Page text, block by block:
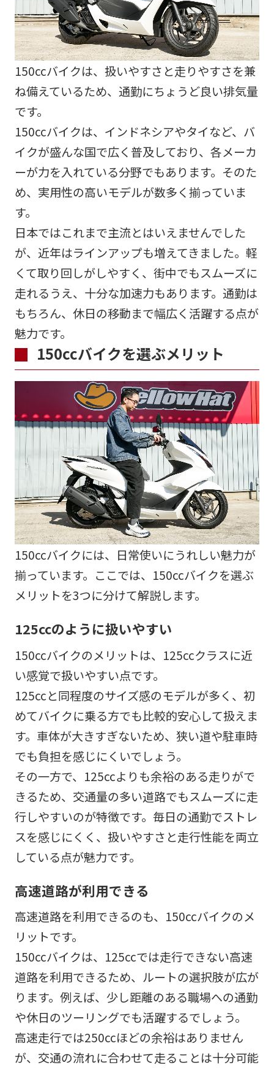
150ccバイクは、扱いやすさと走りやすさを兼
ね備えているため、通勤にちょうど良い排気量
です。
150ccバイクは、インドネシアやタイなど、バ
イクが盛んな国で広く普及しており、各メーカ
ーが力を入れている分野でもあります。そのた
め、実用性の高いモデルが数多く揃っていま
す。
日本ではこれまで主流とはいえませんでした
が、近年はラインアップも増えてきました。軽
くて取り回しがしやすく、街中でもスムーズに
走れるうえ、十分な加速力もあります。通勤は
もちろん、休日の移動まで幅広く活躍する点が
魅力です。
150ccバイクを選ぶメリット
150ccバイクには、日常使いにうれしい魅力が
揃っています。ここでは、150ccバイクを選ぶ
メリットを3つに分けて解説します。
125ccのように扱いやすい
150ccバイクのメリットは、125ccクラスに近
い感覚で扱いやすい点です。
125ccと同程度のサイズ感のモデルが多く、初
めてバイクに乗る方でも比較的安心して扱えま
す。車体が大きすぎないため、狭い道や駐車時
でも負担を感じにくいでしょう。
その一方で、125ccよりも余裕のある走りがで
きるため、交通量の多い道路でもスムーズに走
行しやすいのが特徴です。毎日の通勤でストレ
スを感じにくく、扱いやすさと走行性能を両立
している点が魅力です。
高速道路が利用できる
高速道路を利用できるのも、150ccバイクのメ
リットです。
150ccバイクは、125ccでは走行できない高速
道路を利用できるため、ルートの選択肢が広が
ります。例えば、少し距離のある職場への通勤
や休日のツーリングでも活躍するでしょう。
高速走行では250ccほどの余裕はありません
が、交通の流れに合わせて走ることは十分可能